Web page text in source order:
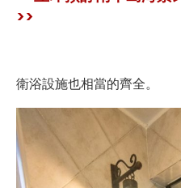
>>
衛浴設施也相當的齊全。